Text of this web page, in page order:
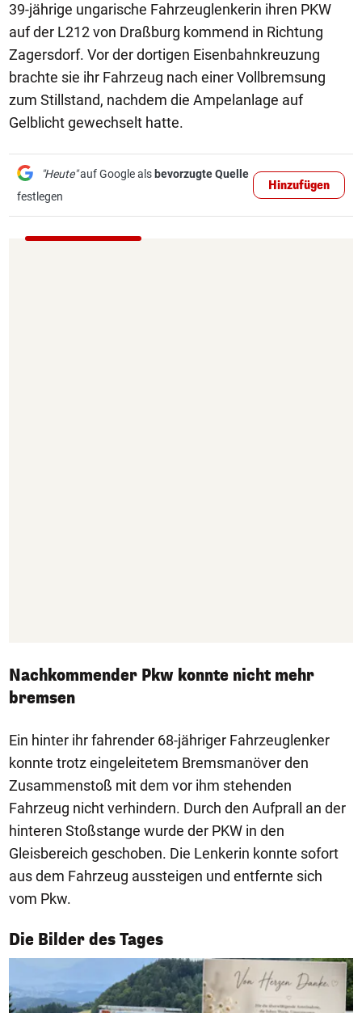
39-jährige ungarische Fahrzeuglenkerin ihren PKW
auf der L212 von Draßburg kommend in Richtung
Zagersdorf. Vor der dortigen Eisenbahnkreuzung
brachte sie ihr Fahrzeug nach einer Vollbremsung
zum Stillstand, nachdem die Ampelanlage auf
Gelblicht gewechselt hatte.
"Heute"auf Google als bevorzugte Quelle
festlegen
Hinzufügen
Nachkommender Pkw konnte nicht mehr
bremsen
Ein hinter ihr fahrender 68-jähriger Fahrzeuglenker
konnte trotz eingeleitetem Bremsmanöver den
Zusammenstoß mit dem vor ihm stehenden
Fahrzeug nicht verhindern. Durch den Aufprall an der
hinteren Stoßstange wurde der PKW in den
Gleisbereich geschoben. Die Lenkerin konnte sofort
aus dem Fahrzeug aussteigen und entfernte sich
vom Pkw.
Die Bilder des Tages
1/50